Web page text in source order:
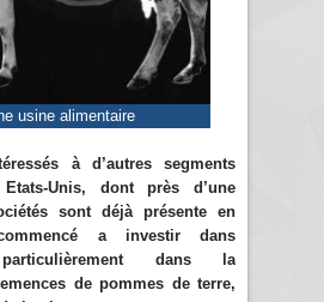
usine alimentaire
à d’autres segments
Unis, dont près d’une
sont déjà présente en
a investir dans
particulièrement dans la
de pommes de terre,